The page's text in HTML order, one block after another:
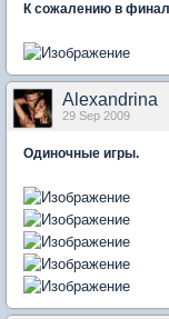
К сожалению в
Alexandrina
29 Sep 2009
Одиночные игры.